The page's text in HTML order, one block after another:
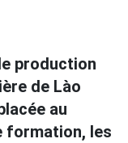
production
de Lào
au
formation, les